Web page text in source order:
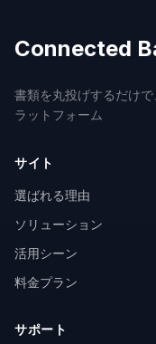
Connected
書類を丸投げするだけ
ラットフォーム
サイト
選ばれる理由
ソリューション
活用シーン
料金プラン
サポート